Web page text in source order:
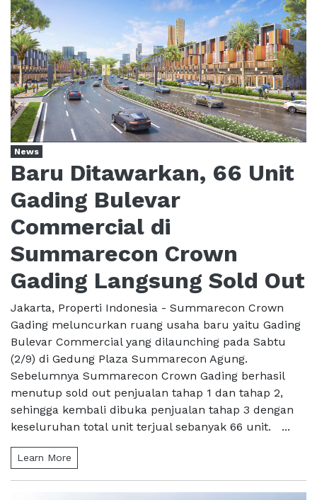
News
Baru Ditawarkan, 66 Unit
Gading Bulevar
Commercial di
Summarecon Crown
Gading Langsung Sold Out
Jakarta, Properti Indonesia - Summarecon Crown
Gading meluncurkan ruang usaha baru yaitu Gading
Bulevar Commercial yang dilaunching pada Sabtu
(2/9) di Gedung Plaza Summarecon Agung.
Sebelumnya Summarecon Crown Gading berhasil
menutup sold out penjualan tahap 1 dan tahap 2,
sehingga kembali dibuka penjualan tahap 3 dengan
keseluruhan total unit terjual sebanyak 66 unit. ...
Learn More